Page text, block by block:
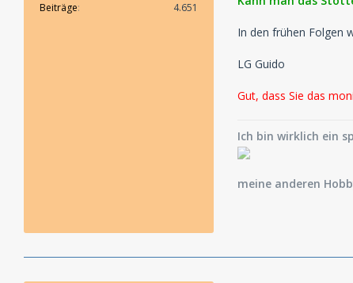
Beiträge 4.651
In den frühen Folgen
LG Guido
Gut, dass Sie das
Ich bin wirklich ein
meine anderen